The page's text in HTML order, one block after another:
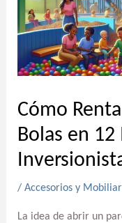
Cómo
Bolas en
/ Accesorios y
La idea de abrir un